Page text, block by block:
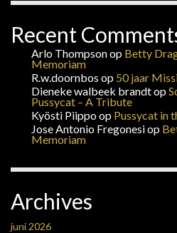
Recent
Arlo Thompsonop Betty
Memoriam
R.w.doornbos op 50 jaar
Dieneke walbeek brandtop
Pussycat – A Tribute
Kyösti Piippoop Pussycat in
Jose Antonio Fregonesiop
Memoriam
Archives
juni 2026